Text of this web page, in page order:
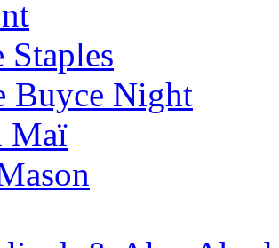
Staples
Buyce Night
Maï